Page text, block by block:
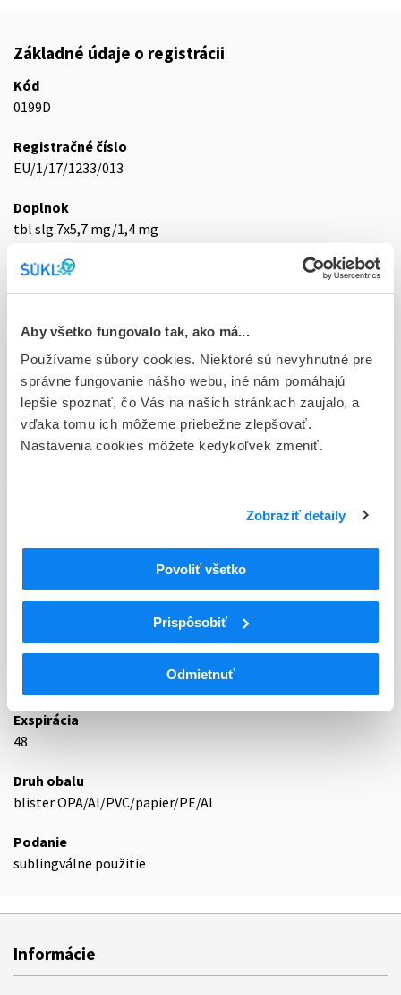
Aby všetko fungovalo tak, ako má...
Používame súbory cookies. Niektoré sú nevyhnutné pre
správne fungovanie nášho webu, iné nám pomáhajú
lepšie spoznať, čo Vás na našich stránkach zaujalo, a
vďaka tomu ich môžeme priebežne zlepšovať.
Nastavenia cookies môžete kedykoľvek zmeniť.
Zobraziť detaily
Povoliť všetko
Prispôsobiť
Odmietnuť
Základné údaje o registrácii
Kód
0199D
Registračné číslo
EU/1/17/1233/013
Doplnok
tbl slg 7x5,7 mg/1,4 mg
Stav
Typ registračnej procedúry
Európska
Držiteľ, krajina
Accord Healthcare S.L.U, Španielsko
N
Iné liečivá na centrálnu nervovú sústavu
N07B
Liečivá na terapiu závislostí
Liečivá na terapiu závislosti od opioidov
Exspirácia
48
Druh obalu
blister OPA/Al/PVC/papier/PE/Al
Podanie
sublingválne použitie
Informácie